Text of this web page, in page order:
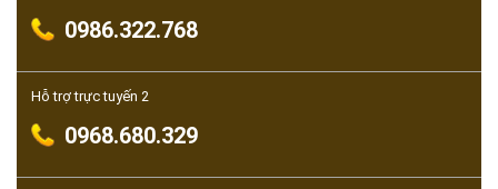
0986.322.768
Hỗ trợ trực tuyến 2
0968.680.329